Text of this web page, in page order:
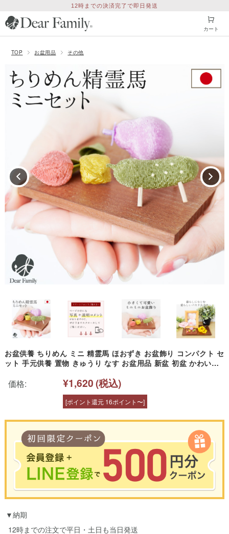
12時までの決済完了で即日発送
カート
TOP お盆用品 その他
お盆供養 ちりめん ミニ 精霊馬 ほおずき お盆飾り コンパクト セ
ット 手元供養 置物 きゅうり なす お盆用品 新盆 初盆 かわいい
価格: ¥1,620(税込)
[ポイント還元 16ポイント〜]
LINEのアカウントを使って簡単に会員登録＆ログインすることも可能です。
納期
12時までの注文で平日・土日も当日発送